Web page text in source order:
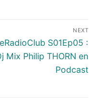
NEXT
S01Ep05 :
Mix Philip THORN en
Podcast